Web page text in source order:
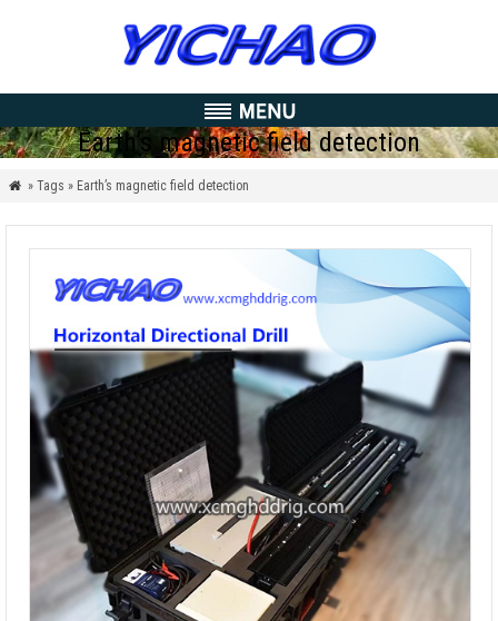
Earth’s magnetic field detection
 » Tags » Earth’s magnetic field detection